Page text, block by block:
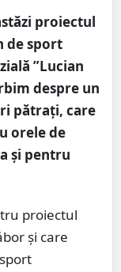
proiectul
de sport
”Lucian
despre un
pătrați, care
orele de
și pentru
proiectul
și care